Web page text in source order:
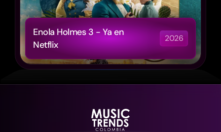
Enola Holmes 3 - Ya en
Netflix
2026